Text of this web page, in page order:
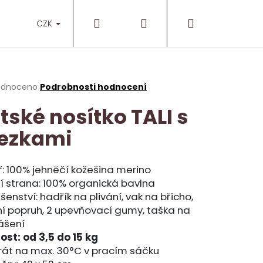
O nás Prodejny
CZK Přihlášení
Podrobnosti hodnocení
nosítko TALI s
100% jehněčí kožešina merino
strana: 100% organická bavlna
hadřík na plivání, vak na břicho,
popruh, 2 upevňovací gumy, taška na
od 3,5 do 15 kg
na max. 30°C v pracím sáčku